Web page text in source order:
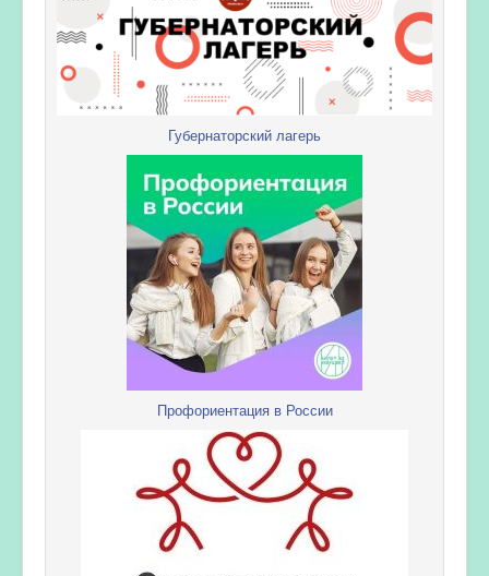
Губернаторский лагерь
Профориентация в России